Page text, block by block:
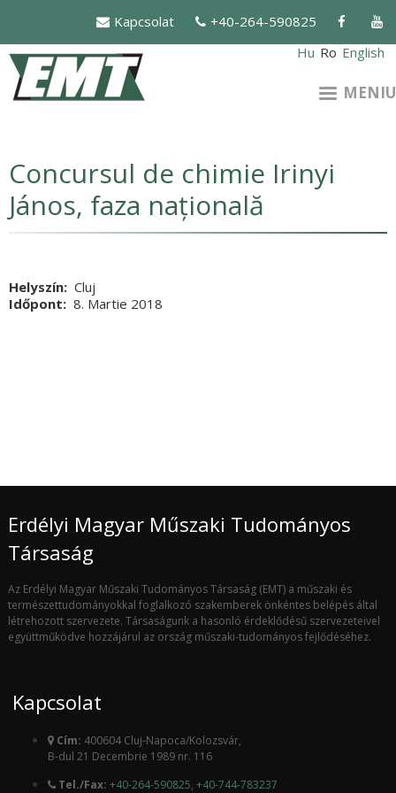
conţinutul
principal
Kapcsolat
+40-264-590825
Hu Ro English
MENIU
Concursul de chimie Irinyi
János, faza națională
Helyszín Cluj
Időpont
8. Martie 2018
Erdélyi Magyar Műszaki Tudományos
Társaság
Az Erdélyi Magyar Műszaki Tudományos Társaság (EMT) a műszaki és
természettudományokkal foglalkozó szakemberek önkéntes belépés által
létrehozott szervezete. Társaságunk a hasonló érdeklődésű szervezeteivel
együttműködve hozzájárul az ország műszaki-tudományos fejlődéséhez.
Kapcsolat
Cím: 400604 Cluj-Napoca/Kolozsvár,
B-dul 21 Decembrie 1989 nr. 116
Tel./Fax: +40-264-590825, +40-744-783237